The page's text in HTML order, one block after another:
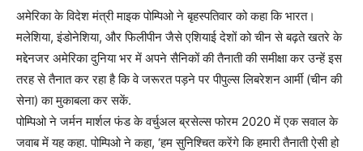
अमेरिका के विदेश मंत्री माइक पोम्पिओ ने बृहस्पतिवार को कहा कि भारत।
मलेशिया, इंडोनेशिया, और फिलीपीन जैसे एशियाई देशों को चीन से बढ़ते खतरे के
मद्देनजर अमेरिका दुनिया भर में अपने सैनिकों की तैनाती की समीक्षा कर उन्हें इस
तरह से तैनात कर रहा है कि वे जरूरत पड़ने पर पीपुल्स लिबरेशन आर्मी (चीन की
सेना) का मुकाबला कर सकें.
पोम्पिओ ने जर्मन मार्शल फंड के वर्चुअल ब्रसेल्स फोरम 2020 में एक सवाल के
जवाब में यह कहा. पोम्पिओ ने कहा, ‘हम सुनिश्चित करेंगे कि हमारी तैनाती ऐसी हो